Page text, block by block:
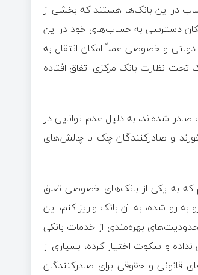
در این بانک‌ها هستند که بخشی از
دسترسی به حساب‌های خود در این
دولتی و خصوصی عملاً امکان انتقال به
نظارت بانک مرکزی اتفاق افتاده
شده‌اند، به دلیل عدم توانایی در
و صادرکنندگان چک با چالش‌های
که به یکی از بانک‌های خصوصی تعلق
رو شده، به آن بانک واریز کنم، این
بهره‌مندی از خدمات بانکی
و سکوت اختیار کرده، بسیاری از
و حقوقی برای صادرکنندگان